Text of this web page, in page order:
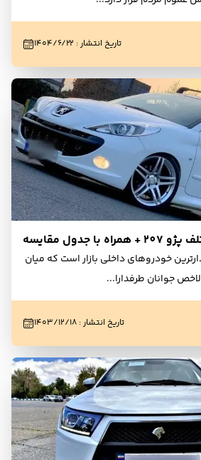
تاریخ انتشار: ۱۴۰۴/۶/۲۲
جدول مقایسه
طرفدارترین خودروهای داخلی بازار است که میان
جوانان طرفدارا...
تاریخ انتشار: ۱۴۰۳/۱۲/۱۸